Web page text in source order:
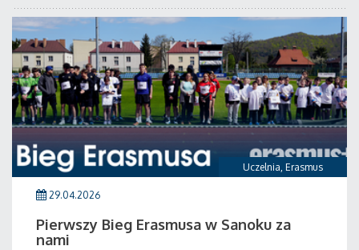
Uczelnia, Erasmus
29.04.2026
Pierwszy Bieg Erasmusa w Sanoku za
nami